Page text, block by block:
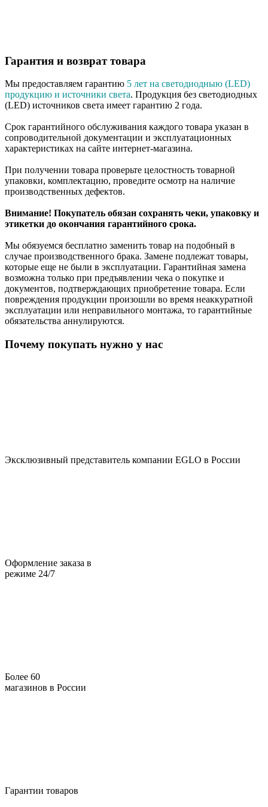
Гарантия и возврат товара
Мы предоставляем гарантию 5 лет на светодиодныю (LED)
продукцию и источники света. Продукция без светодиодных
(LED) источников света имеет гарантию 2 года.
Срок гарантийного обслуживания каждого товара указан в
сопроводительной документации и эксплуатационных
характеристиках на сайте интернет-магазина.
При получении товара проверьте целостность товарной
упаковки, комплектацию, проведите осмотр на наличие
производственных дефектов.
Внимание! Покупатель обязан сохранять чеки, упаковку и
этикетки до окончания гарантийного срока.
Мы обязуемся бесплатно заменить товар на подобный в
случае производственного брака. Замене подлежат товары,
которые еще не были в эксплуатации. Гарантийная замена
возможна только при предъявлении чека о покупке и
документов, подтверждающих приобретение товара. Если
повреждения продукции произошли во время неаккуратной
эксплуатации или неправильного монтажа, то гарантийные
обязательства аннулируются.
Почему покупать нужно у нас
Эксклюзивный представитель компании EGLO в России
Оформление заказа в
режиме 24/7
Более 60
магазинов в России
Гарантии товаров